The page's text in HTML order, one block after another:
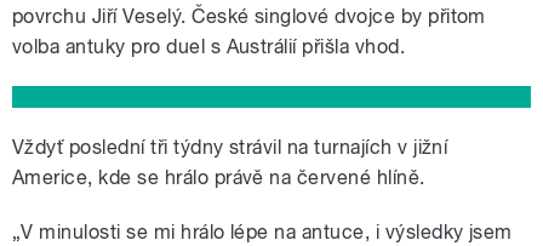
povrchu Jiří Veselý. České singlové dvojce by přitom
volba antuky pro duel s Austrálií přišla vhod.
Vždyť poslední tři týdny strávil na turnajích v jižní
Americe, kde se hrálo právě na červené hlíně.
„V minulosti se mi hrálo lépe na antuce, i výsledky jsem